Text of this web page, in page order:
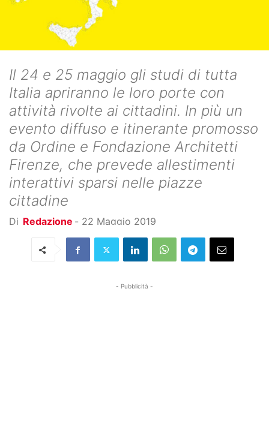
Il 24 e 25 maggio gli studi di tutta
Italia apriranno le loro porte con
attività rivolte ai cittadini. In più un
evento diffuso e itinerante promosso
da Ordine e Fondazione Architetti
Firenze, che prevede allestimenti
interattivi sparsi nelle piazze
cittadine
Di Redazione - 22 Maggio 2019
- Pubblicità -